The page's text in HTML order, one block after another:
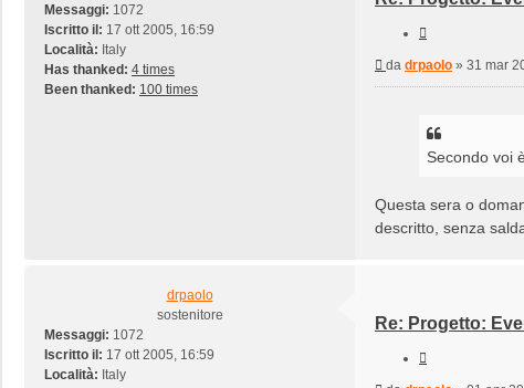
Messaggi: 1072
Iscritto il: 17 ott 2005, 16:59
Località: Italy
Has thanked: 4 times
Been thanked: 100 times
Messaggio
da drpaolo » 31 mar
Secondo voi
Questa sera o
descritto, senza
drpaolo
sostenitore
Messaggi: 1072
Iscritto il: 17 ott 2005, 16:59
Località: Italy
Re: Progetto: